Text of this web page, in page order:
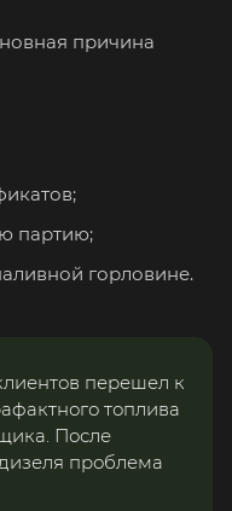
причина
партию;
горловине.
перешел к
топлива
После
проблема